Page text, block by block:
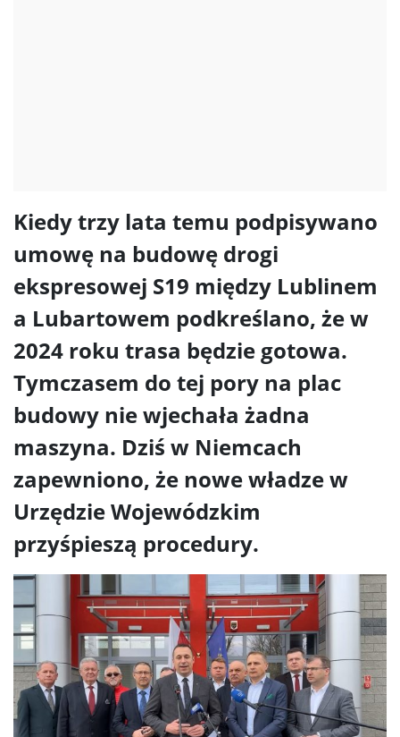
Kiedy trzy lata temu podpisywano
umowę na budowę drogi
ekspresowej S19 między Lublinem
a Lubartowem podkreślano, że w
2024 roku trasa będzie gotowa.
Tymczasem do tej pory na plac
budowy nie wjechała żadna
maszyna. Dziś w Niemcach
zapewniono, że nowe władze w
Urzędzie Wojewódzkim
przyśpieszą procedury.